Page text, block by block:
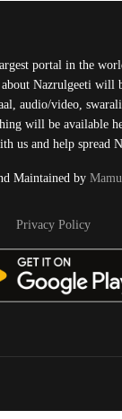
portal in the
Nazrulgeeti will
audio/video,
will be available
us and help spread
Maintained by
Privacy Policy